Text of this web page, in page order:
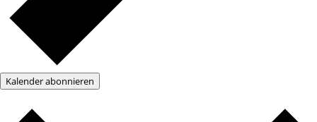
Kalender abonnieren